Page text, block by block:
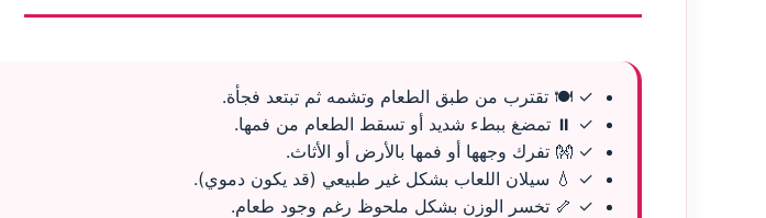
✓ 🍽️ تقترب من طبق الطعام وتشمه ثم تبتعد فجأة.
✓ ⏸️ تمضغ ببطء شديد أو تسقط الطعام من فمها.
✓ 👐 تفرك وجهها أو فمها بالأرض أو الأثاث.
✓ 💧 سيلان اللعاب بشكل غير طبيعي (قد يكون دموي).
✓ 🦴 تخسر الوزن بشكل ملحوظ رغم وجود طعام.